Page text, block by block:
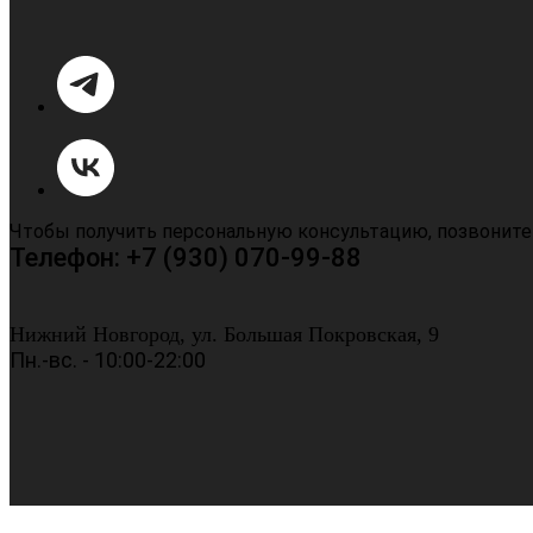
Чтобы получить персональную консультацию,
Телефон: +7 (930) 070-99-88
Нижний Новгород, ул. Большая Покровская, 9
Пн.-вс. - 10:00-22:00